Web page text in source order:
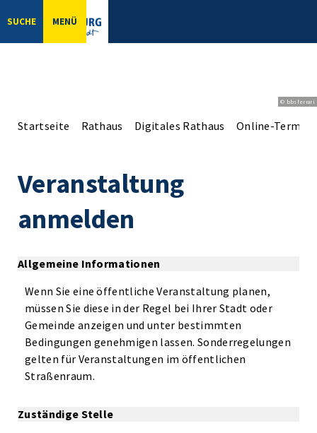
SUCHE MENÜ
© bbsferrari
Startseite Rathaus Digitales Rathaus Online-
Veranstaltung
anmelden
Allgemeine Informationen
Wenn Sie eine öffentliche Veranstaltung planen,
müssen Sie diese in der Regel bei Ihrer Stadt oder
Gemeinde anzeigen und unter bestimmten
Bedingungen genehmigen lassen. Sonderregelungen
gelten für Veranstaltungen im öffentlichen
Straßenraum.
Zuständige Stelle